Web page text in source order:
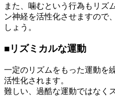
また、噛むという行為もリズ
ン神経を活性化させますので
しょう。
■リズミカルな運動
一定のリズムをもった運動を
活性化されます。
難しい、過酷な運動ではなく